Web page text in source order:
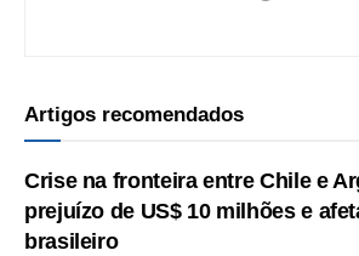
Artigos recomendados
Crise na fronteira entre Chile e
prejuízo de US$ 10 milhões e
brasileiro